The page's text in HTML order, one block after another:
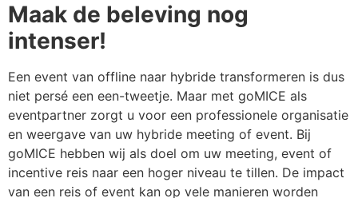
Maak de beleving nog
intenser!
Een event van offline naar hybride transformeren is dus
niet persé een een-tweetje. Maar met goMICE als
eventpartner zorgt u voor een professionele organisatie
en weergave van uw hybride meeting of event. Bij
goMICE hebben wij als doel om uw meeting, event of
incentive reis naar een hoger niveau te tillen. De impact
van een reis of event kan op vele manieren worden